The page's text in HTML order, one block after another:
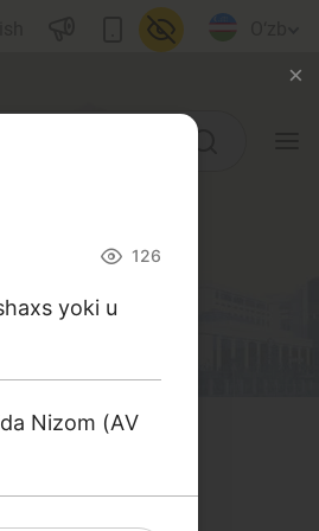
qo‘llanmalar
126
yoki u
Nizom (АV